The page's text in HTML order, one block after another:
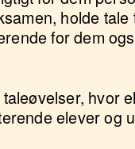
holde tale
for dem
hvor
elever og